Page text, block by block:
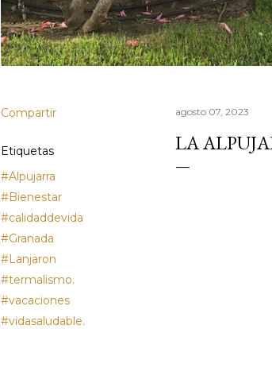
Compartir
Etiquetas
#Alpujarra
#Bienestar
#calidaddevida
#Granada
#Lanjaron
#termalismo.
#vacaciones
#vidasaludable.
agosto 07, 2023
LA